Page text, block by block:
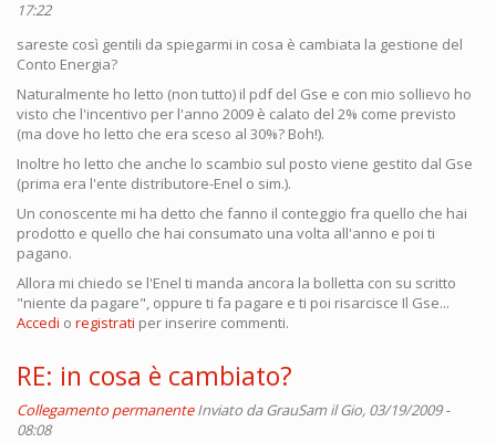
17:22
sareste così gentili da spiegarmi in cosa è cambiata la gestione del
Conto Energia?
Naturalmente ho letto (non tutto) il pdf del Gse e con mio sollievo ho
visto che l'incentivo per l'anno 2009 è calato del 2% come previsto
(ma dove ho letto che era sceso al 30%? Boh!).
Inoltre ho letto che anche lo scambio sul posto viene gestito dal Gse
(prima era l'ente distributore-Enel o sim.).
Un conoscente mi ha detto che fanno il conteggio fra quello che hai
prodotto e quello che hai consumato una volta all'anno e poi ti
pagano.
Allora mi chiedo se l'Enel ti manda ancora la bolletta con su scritto
"niente da pagare", oppure ti fa pagare e ti poi risarcisce Il Gse...
Accedi o registrati per inserire commenti.
RE: in cosa è cambiato?
Collegamento permanente Inviato daGrauSamil Gio, 03/19/2009 -
08:08